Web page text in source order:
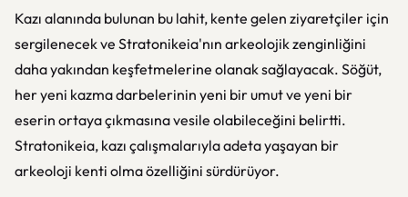
Kazı alanında bulunan bu lahit, kente gelen ziyaretçiler için
sergilenecek ve Stratonikeia'nın arkeolojik zenginliğini
daha yakından keşfetmelerine olanak sağlayacak. Söğüt,
her yeni kazma darbelerinin yeni bir umut ve yeni bir
eserin ortaya çıkmasına vesile olabileceğini belirtti.
Stratonikeia, kazı çalışmalarıyla adeta yaşayan bir
arkeoloji kenti olma özelliğini sürdürüyor.